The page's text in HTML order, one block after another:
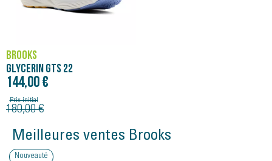
BROOKS
GLYCERIN GTS 22
144,00 €
Prix initial
180,00 €
Meilleures ventes Brooks
Nouveauté